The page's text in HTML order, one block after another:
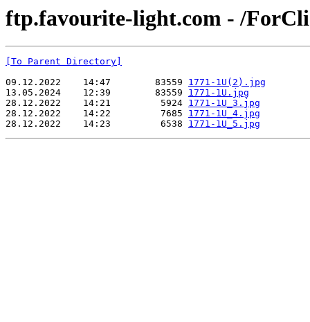
ftp.favourite-light.com - /
[To Parent Directory]
09.12.2022    14:47        83559 1771-1U(2).jpg
13.05.2024    12:39        83559 1771-1U.jpg
28.12.2022    14:21         5924 1771-1U_3.jpg
28.12.2022    14:22         7685 1771-1U_4.jpg
28.12.2022    14:23         6538 1771-1U_5.jpg